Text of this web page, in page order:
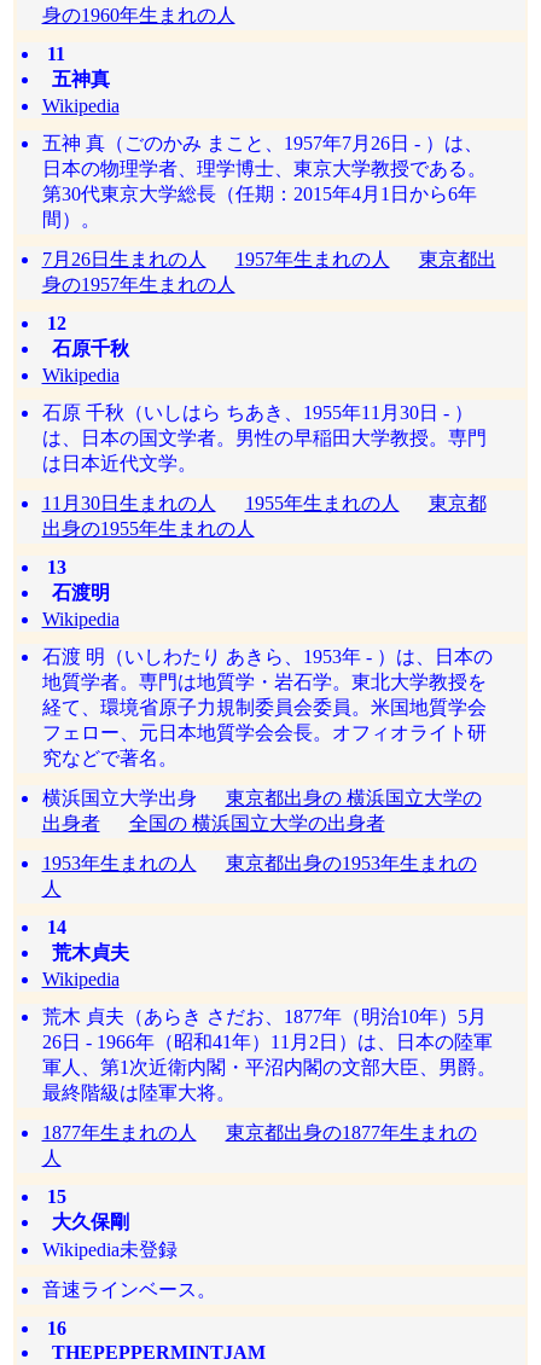
身の1960年生まれの人
11
五神真
Wikipedia
五神 真（ごのかみ まこと、1957年7月26日 - ）は、
日本の物理学者、理学博士、東京大学教授である。
第30代東京大学総長（任期：2015年4月1日から6年
間）。
7月26日生まれの人
1957年生まれの人
東京都出
身の1957年生まれの人
12
石原千秋
Wikipedia
石原 千秋（いしはら ちあき、1955年11月30日 - ）
は、日本の国文学者。男性の早稲田大学教授。専門
は日本近代文学。
11月30日生まれの人
1955年生まれの人
東京都
出身の1955年生まれの人
13
石渡明
Wikipedia
石渡 明（いしわたり あきら、1953年 - ）は、日本の
地質学者。専門は地質学・岩石学。東北大学教授を
経て、環境省原子力規制委員会委員。米国地質学会
フェロー、元日本地質学会会長。オフィオライト研
究などで著名。
横浜国立大学出身 東京都出身の 横浜国立大学の
出身者
全国の 横浜国立大学の出身者
1953年生まれの人
東京都出身の1953年生まれの
人
14
荒木貞夫
Wikipedia
荒木 貞夫（あらき さだお、1877年（明治10年）5月
26日 - 1966年（昭和41年）11月2日）は、日本の陸軍
軍人、第1次近衛内閣・平沼内閣の文部大臣、男爵。
最終階級は陸軍大将。
1877年生まれの人
東京都出身の1877年生まれの
人
15
大久保剛
Wikipedia未登録
音速ラインベース。
16
THEPEPPERMINTJAM